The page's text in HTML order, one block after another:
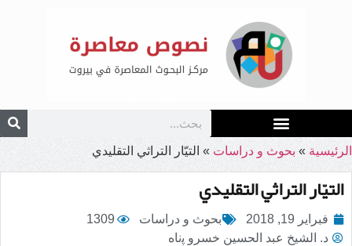
الرئيسية » بحوث و دراسات » التيّار التراثي التقليدي
التيّار التراثي التقليدي
فبراير 19, 2018 بحوث و دراسات
1309
د. الشيخ عبد الحسين خسرو ﭘناه